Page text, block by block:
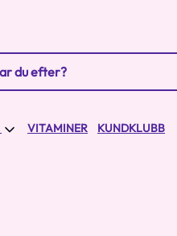
VITAMINER KUNDKLUBB